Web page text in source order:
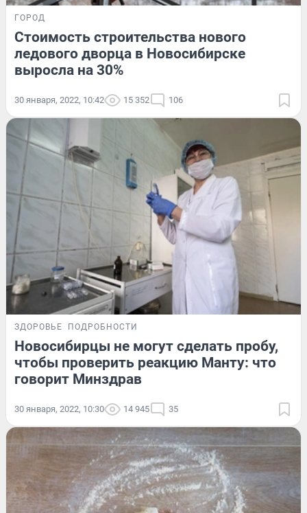
ГОРОД
Стоимость строительства нового
ледового дворца в Новосибирске
выросла на 30%
30 января, 2022, 10:42 15 352 106
ЗДОРОВЬЕ ПОДРОБНОСТИ
Новосибирцы не могут сделать пробу,
чтобы проверить реакцию Манту: что
говорит Минздрав
30 января, 2022, 10:30 14 945 35